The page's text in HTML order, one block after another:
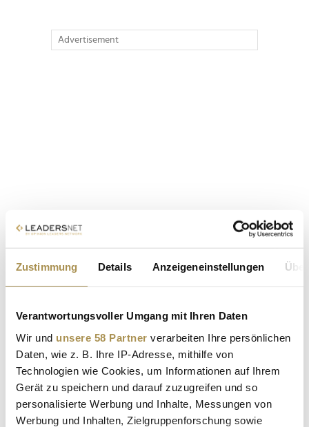
Zustimmung Details Anzeigeneinstellungen
Verantwortungsvoller Umgang mit Ihren Daten
Wir und unsere 58 Partner verarbeiten Ihre persönlichen
Daten, wie z. B. Ihre IP-Adresse, mithilfe von
Technologien wie Cookies, um Informationen auf Ihrem
Gerät zu speichern und darauf zuzugreifen und so
personalisierte Werbung und Inhalte, Messungen von
Werbung und Inhalten, Zielgruppenforschung sowie
Advertisement